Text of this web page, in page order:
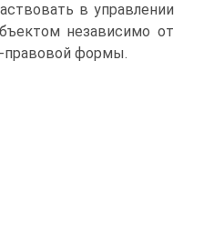
в управлении
независимо от
правовой формы.